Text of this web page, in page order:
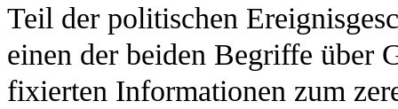
Teil der politischen
einen der beiden Begriffe über
fixierten Informationen zum